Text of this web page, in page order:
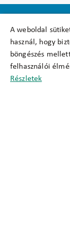
A weboldal
használ, hogy
böngészés
felhasználói
Részletek